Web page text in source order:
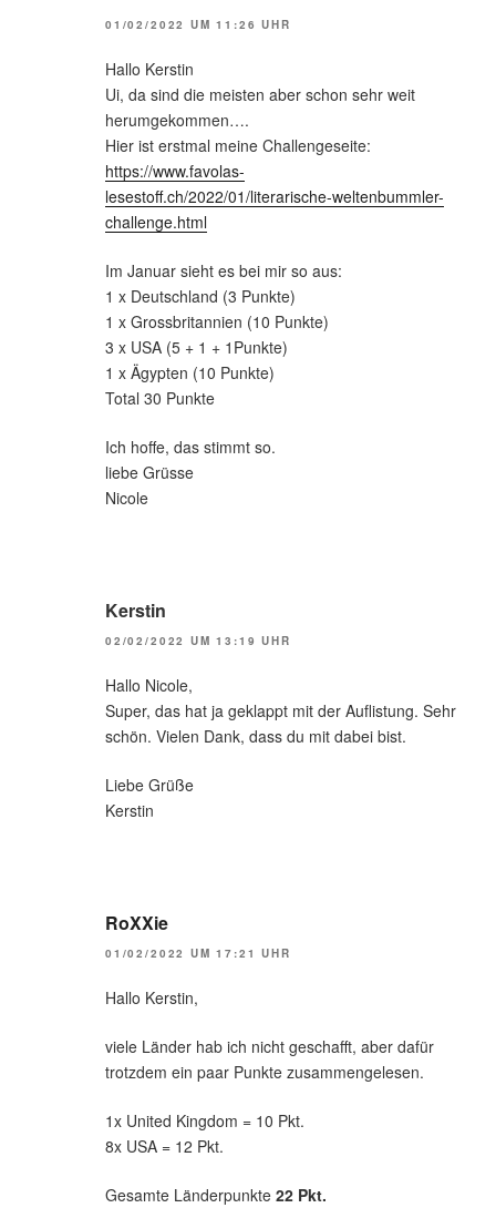
01/02/2022 UM 11:26 UHR
Hallo Kerstin
Ui, da sind die meisten aber schon sehr weit
herumgekommen….
Hier ist erstmal meine Challengeseite:
https://www.favolas-
lesestoff.ch/2022/01/literarische-weltenbummler-
challenge.html
Im Januar sieht es bei mir so aus:
1 x Deutschland (3 Punkte)
1 x Grossbritannien (10 Punkte)
3 x USA (5 + 1 + 1Punkte)
1 x Ägypten (10 Punkte)
Total 30 Punkte
Ich hoffe, das stimmt so.
liebe Grüsse
Nicole
Kerstin
02/02/2022 UM 13:19 UHR
Hallo Nicole,
Super, das hat ja geklappt mit der Auflistung. Sehr
schön. Vielen Dank, dass du mit dabei bist.
Liebe Grüße
Kerstin
RoXXie
01/02/2022 UM 17:21 UHR
Hallo Kerstin,
viele Länder hab ich nicht geschafft, aber dafür
trotzdem ein paar Punkte zusammengelesen.
1x United Kingdom = 10 Pkt.
8x USA = 12 Pkt.
Gesamte Länderpunkte 22 Pkt.